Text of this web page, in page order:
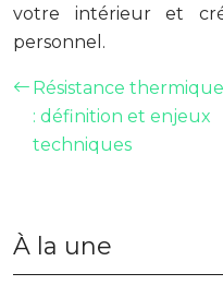
votre intérieur et
personnel.
Résistance thermique
: définition et enjeux
techniques
À la une